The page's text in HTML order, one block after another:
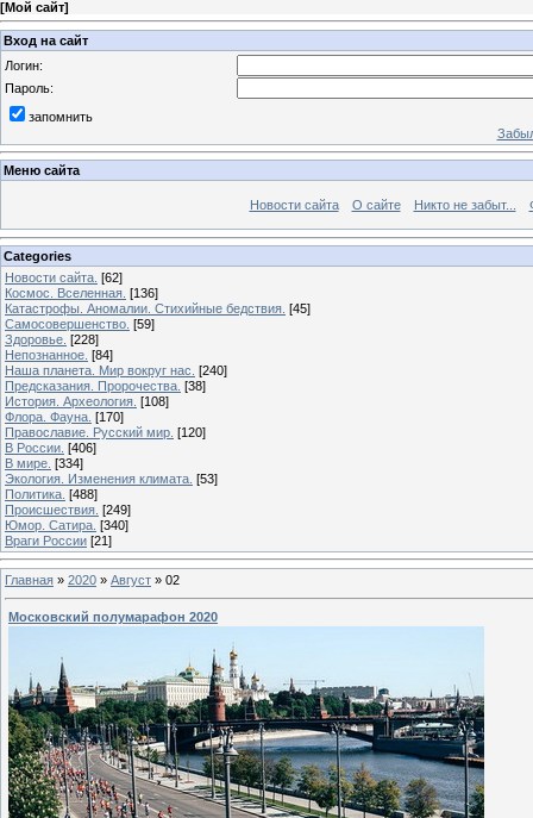
[Мой сайт]
Вход на сайт
Логин:
Пароль:
запомнить
Меню сайта
Новости сайта О сайте Никто не забыт...
Categories
Новости сайта. [62]
Космос. Вселенная. [136]
Катастрофы. Аномалии. Стихийные бедствия. [45]
Самосовершенство. [59]
Здоровье. [228]
Непознанное. [84]
Наша планета. Мир вокруг нас. [240]
Предсказания. Пророчества. [38]
История. Археология. [108]
Флора. Фауна. [170]
Православие. Русский мир. [120]
В России. [406]
В мире. [334]
Экология. Изменения климата. [53]
Политика. [488]
Происшествия. [249]
Юмор. Сатира. [340]
Враги России [21]
Главная » 2020 » Август » 02
Московский полумарафон 2020